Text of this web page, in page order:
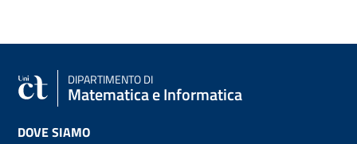
DIPARTIMENTO DI
Matematica e Informatica
DOVE SIAMO